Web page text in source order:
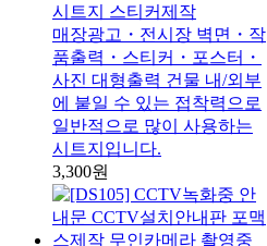
시트지 스티커제작
매장광고・전시장 벽면・작
품출력・스티커・포스터・
사진 대형출력 건물 내/외부
에 붙일 수 있는 접착력으로
일반적으로 많이 사용하는
시트지입니다.
3,300원